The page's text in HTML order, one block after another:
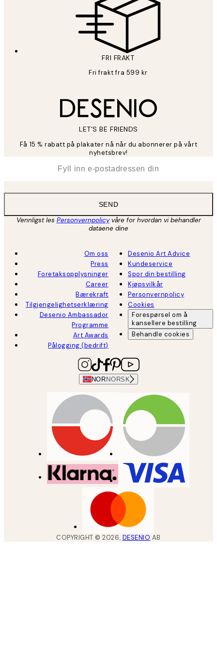
FRI FRAKT
Fri frakt fra 599 kr
LET’S BE FRIENDS
Få 15 % rabatt på plakater nå når du abonnerer på vårt
nyhetsbrev!
SEND
Vennligst les Personvernpolicyvåre for hvordan vi behandler
dataene dine
Om oss
Press
Foretaksopplysninger
Career
Bærekraft
Tilgjengelighetserklæring
Desenio Ambassador
Programme
Art Awards
Pålogging (bedrift)
Desenio Art Advice
Kundeservice
Spor din bestilling
Kjøpsvilkår
Personvernpolicy
Cookies
Forespørsel om å
kansellere bestilling
Behandle cookies
NOR NORSK
COPYRIGHT ©2026, DESENIO AB